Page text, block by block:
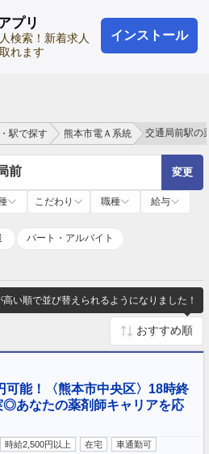
プリ
検索！新着求人
れます
インストール
ログイン 会員登録
駅で探す 熊本市電Ａ系統 交通局前駅の
前 変更
こだわり 職種
給与
パート・アルバイト
高い順で並び替えられるようになりました！
可能！〈熊本市中央区〉18時終
◎あなたの薬剤師キャリアを応
時給2,500円以上 在宅
車通勤可